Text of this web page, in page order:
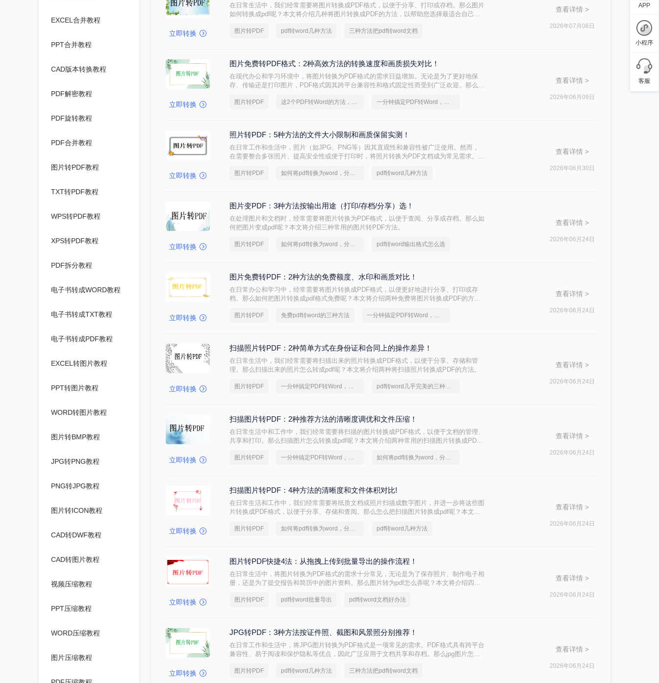
EXCEL合并教程
PPT合并教程
CAD版本转换教程
PDF解密教程
PDF旋转教程
PDF合并教程
图片转PDF教程
TXT转PDF教程
WPS转PDF教程
XPS转PDF教程
PDF拆分教程
电子书转成WORD教程
电子书转成TXT教程
电子书转成PDF教程
EXCEL转图片教程
PPT转图片教程
WORD转图片教程
图片转BMP教程
JPG转PNG教程
PNG转JPG教程
图片转ICON教程
CAD转DWF教程
CAD转图片教程
视频压缩教程
PPT压缩教程
WORD压缩教程
图片压缩教程
立即转换
在日常生活中，我们经常需要将图片转换成PDF格式，以便于分享、打印或存档。那么图片
如何转换成pdf呢？本文将介绍几种将图片转换成PDF的方法，以帮助您选择最适合自己的
图片转PDF pdf转word几种方法 三种方法把pdf转word文档
查看详情 >
2026年07月06日
立即转换
图片免费转PDF格式：2种高效方法的转换速度和画质损失对比！
在现代办公和学习环境中，将图片转换为PDF格式的需求日益增加。无论是为了更好地保
存、传输还是打印图片，PDF格式因其跨平台兼容性和格式固定性而受到广泛欢迎。那么图
图片转PDF 这2个PDF转Word的方法，高效率转换，排版不乱码！ 一分钟搞定PDF转Word，这2种简单方法，任意选择
查看详情 >
2026年06月09日
立即转换
照片转PDF：5种方法的文件大小限制和画质保留实测！
在日常工作和生活中，照片（如JPG、PNG等）因其直观性和兼容性被广泛使用。然而，
在需要整合多张照片、提高安全性或便于打印时，将照片转换为PDF文档成为常见需求。那
助用户根据需求选择最适合的方案。
图片转PDF 如何将pdf转换为word，分享一种简单的方法 pdf转word几种方法
查看详情 >
2026年06月30日
立即转换
图片变PDF：3种方法按输出用途（打印/存档/分享）选！
在处理图片和文档时，经常需要将图片转换为PDF格式，以便于查阅、分享或存档。那么如
何把图片变成pdf呢？本文将介绍三种常用的图片转PDF方法。
图片转PDF 如何将pdf转换为word，分享一种简单的方法 pdf转word输出格式怎么选
查看详情 >
2026年06月24日
立即转换
图片免费转PDF：2种方法的免费额度、水印和画质对比！
在日常办公和学习中，经常需要将图片转换成PDF格式，以便更好地进行分享、打印或存
档。那么如何把图片转换成pdf格式免费呢？本文将介绍两种免费将图片转换成PDF的方
图片转PDF 免费pdf转word的三种方法 一分钟搞定PDF转Word，这2种简单方法，任意选择
查看详情 >
2026年06月24日
立即转换
扫描照片转PDF：2种简单方式在身份证和合同上的操作差异！
在日常生活中，我们经常需要将扫描出来的照片转换成PDF格式，以便于分享、存储和管
理。那么扫描出来的照片怎么转成pdf呢？本文将介绍两种将扫描照片转换成PDF的方法。
图片转PDF 一分钟搞定PDF转Word，这2种简单方法，任意选择 pdf转word几乎完美的三种方式
查看详情 >
2026年06月24日
立即转换
扫描图片转PDF：2种推荐方法的清晰度调优和文件压缩！
在日常生活中和工作中，我们经常需要将扫描的图片转换成PDF格式，以便于文档的管理、
共享和打印。那么扫描图片怎么转换成pdf呢？本文将介绍两种常用的扫描图片转换成PDF
图片转PDF 一分钟搞定PDF转Word，这2种简单方法，任意选择 如何将pdf转换为word，分享一种简单的方法
查看详情 >
2026年06月24日
立即转换
扫描图片转PDF：4种方法的清晰度和文件体积对比!
在日常生活和工作中，我们经常需要将纸质文档或照片扫描成数字图片，并进一步将这些图
片转换成PDF格式，以便于分享、存储和查阅。那么怎么把扫描图片转换成pdf呢？本文将
图片转PDF 如何将pdf转换为word，分享一种简单的方法 pdf转word几种方法
查看详情 >
2026年06月24日
立即转换
图片转PDF快捷4法：从拖拽上传到批量导出的操作流程！
在日常生活中，将图片转换为PDF格式的需求十分常见，无论是为了保存照片、制作电子相
册，还是为了提交报告和简历中的图片资料。那么图片转为pdf怎么弄呢？本文将介绍四种
图片转PDF pdf转word批量导出 pdf转word文档好办法
查看详情 >
2026年06月24日
立即转换
JPG转PDF：3种方法按证件照、截图和风景照分别推荐！
在日常工作和生活中，将JPG图片转换为PDF格式是一项常见的需求。PDF格式具有跨平台
兼容性、易于阅读和保护隐私等优点，因此广泛应用于文档共享和存档。那么jpg图片怎么
图片转PDF pdf转word几种方法 三种方法把pdf转word文档
查看详情 >
2026年06月24日
APP
小程序
客服